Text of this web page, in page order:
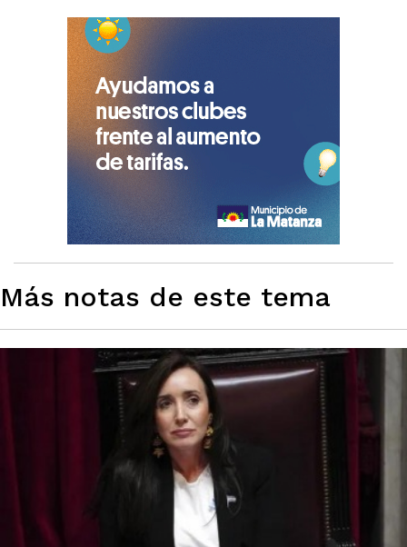
Más notas de este tema